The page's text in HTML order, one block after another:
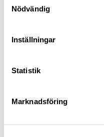
Nödvändig
Inställningar
Statistik
Marknadsföring
Disruptive Environments Micro